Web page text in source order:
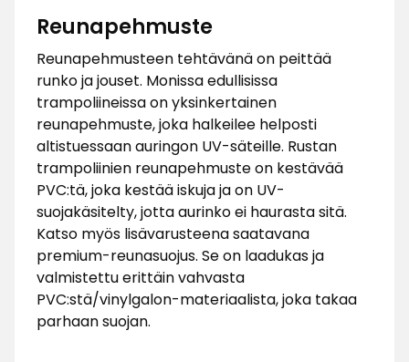
Reunapehmuste
Reunapehmusteen tehtävänä on peittää
runko ja jouset. Monissa edullisissa
trampoliineissa on yksinkertainen
reunapehmuste, joka halkeilee helposti
altistuessaan auringon UV-säteille. Rustan
trampoliinien reunapehmuste on kestävää
PVC:tä, joka kestää iskuja ja on UV-
suojakäsitelty, jotta aurinko ei haurasta sitä.
Katso myös lisävarusteena saatavana
premium-reunasuojus. Se on laadukas ja
valmistettu erittäin vahvasta
PVC:stä/vinylgalon-materiaalista, joka takaa
parhaan suojan.